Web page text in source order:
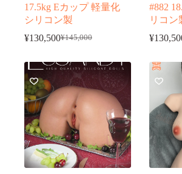
17.5kg Eカップ 軽量化
シリコン製
¥145,000
元
価
は
¥145,000
で
し
た。
¥130,500現
の
格
は
¥130,500
で
す。
#882
リコン
¥